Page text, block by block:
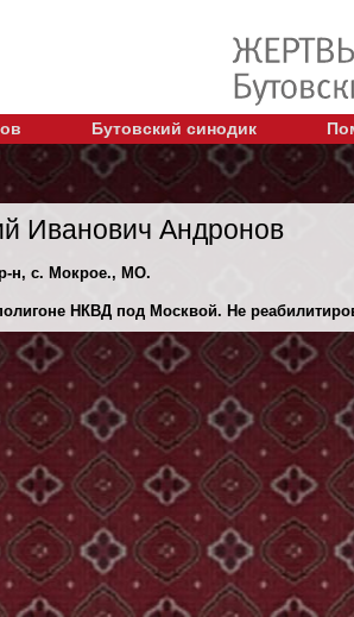
Бутовский синодик
Иванович Андронов
р-н, с. Мокрое., МО.
НКВД под Москвой. Не